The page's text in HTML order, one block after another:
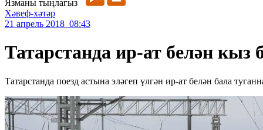
Язманы тыңлагыз
Хәвеф-хәтәр
21 апрель 2018 08:43
Татарстанда ир-ат белән кыз
Татарстанда поезд астына эләгеп үлгән ир-ат белән бала